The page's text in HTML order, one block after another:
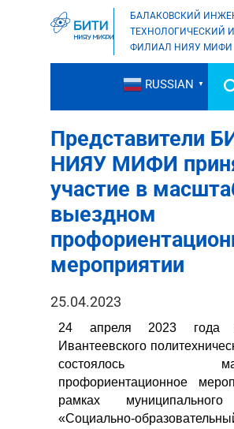
БАЛАКОВСКИЙ
ТЕХНОЛОГИЧЕСКИЙ
ФИЛИАЛ НИЯУ МИФИ
RUSSIAN ▼
Представители
НИЯУ МИФИ
участие в
выездном
мероприятии
25.04.2023
24 апреля 2023 года
Ивантеевского
состоялось
профориентационное
рамках
«Социально-